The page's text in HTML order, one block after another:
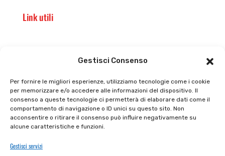
Gestisci Consenso
Per fornire le migliori esperienze, utilizziamo tecnologie come i cookie
per memorizzare e/o accedere alle informazioni del dispositivo. Il
consenso a queste tecnologie ci permetterà di elaborare dati come il
comportamento di navigazione o ID unici su questo sito. Non
acconsentire o ritirare il consenso può influire negativamente su
alcune caratteristiche e funzioni.
Gestisci servizi
Link utili
Privacy policy
Cookie policy
Tutti prodotti
Termini e condizioni